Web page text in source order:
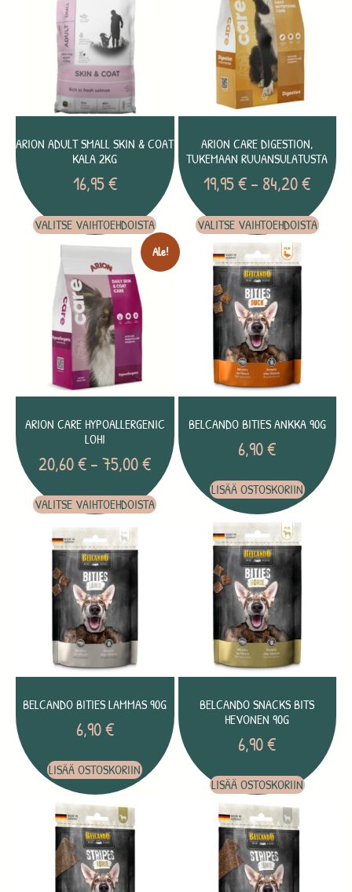
ARION ADULT SMALL SKIN & COAT
KALA 2KG
16,95€
VALITSE VAIHTOEHDOISTA
ARION CARE DIGESTION,
TUKEMAAN RUUANSULATUSTA
19,95€– 84,20€
VALITSE VAIHTOEHDOISTA
Ale!
ARION CARE HYPOALLERGENIC
LOHI
20,60€– 75,00€
VALITSE VAIHTOEHDOISTA
BELCANDO BITIES ANKKA 90G
6,90€
LISÄÄ OSTOSKORIIN
BELCANDO BITIES LAMMAS 90G
6,90€
LISÄÄ OSTOSKORIIN
BELCANDO SNACKS BITS
HEVONEN 90G
6,90€
LISÄÄ OSTOSKORIIN